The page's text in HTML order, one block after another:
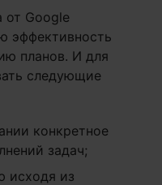
Google
эффективность
планов. И для
следующие
конкретное
задач;
исходя из